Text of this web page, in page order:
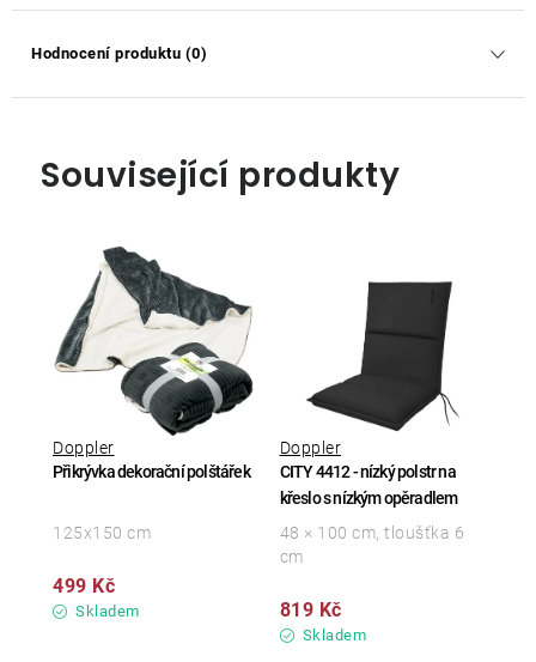
Hodnocení produktu (0)
Související produkty
Přikrývka dekorační polštářek
Doppler
Skladem
499 Kč
125x150 cm
CITY 4412 - nízký polstr na
křeslo s nízkým opěradlem
Doppler
Skladem
819 Kč
48 × 100 cm, tloušťka 6
cm